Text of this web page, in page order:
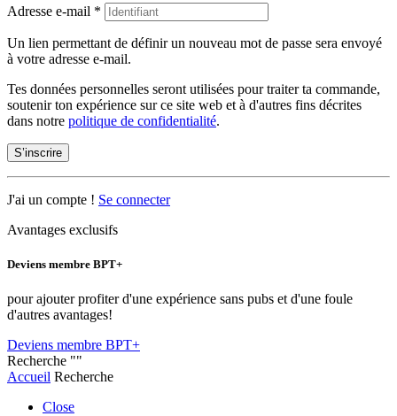
Adresse e-mail *
Un lien permettant de définir un nouveau mot de passe sera envoyé
à votre adresse e-mail.
Tes données personnelles seront utilisées pour traiter ta commande,
soutenir ton expérience sur ce site web et à d'autres fins décrites
dans notre politique de confidentialité.
S’inscrire
J'ai un compte ! Se connecter
Avantages exclusifs
Deviens membre BPT+
pour ajouter profiter d'une expérience sans pubs et d'une foule
d'autres avantages!
Deviens membre BPT+
Recherche ""
Accueil Recherche
Close